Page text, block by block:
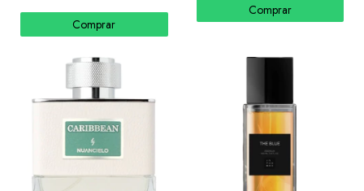
Comprar
Comprar